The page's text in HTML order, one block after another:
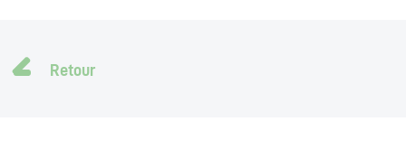
Retour